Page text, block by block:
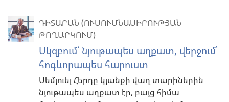
ԴԻՏԱՐԱՆ (ՈՒՍՈՒՄՆԱՍԻՐՈՒԹՅԱՆ
ԹՈՂԱՐԿՈՒՄ)
Սկզբում՝ նյութապես աղքատ, վերջում՝
հոգևորապես հարուստ
Սեմյուել Հերդը կյանքի վաղ տարիներին
նյութապես աղքատ էր, բայց հիմա